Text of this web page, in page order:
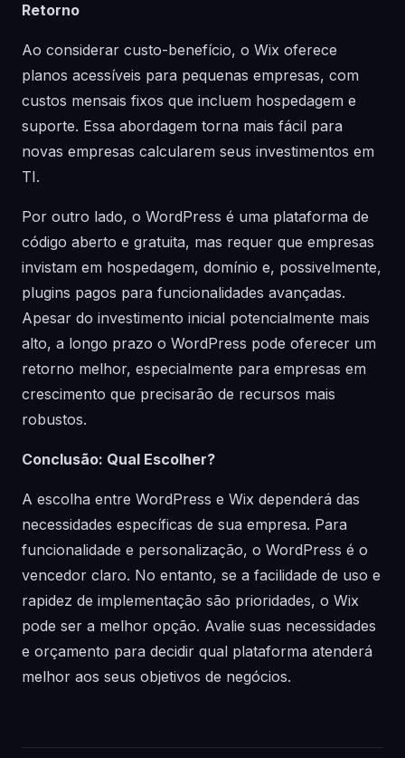
Retorno
Ao considerar custo-benefício, o Wix oferece
planos acessíveis para pequenas empresas, com
custos mensais fixos que incluem hospedagem e
suporte. Essa abordagem torna mais fácil para
novas empresas calcularem seus investimentos em
TI.
Por outro lado, o WordPress é uma plataforma de
código aberto e gratuita, mas requer que empresas
invistam em hospedagem, domínio e, possivelmente,
plugins pagos para funcionalidades avançadas.
Apesar do investimento inicial potencialmente mais
alto, a longo prazo o WordPress pode oferecer um
retorno melhor, especialmente para empresas em
crescimento que precisarão de recursos mais
robustos.
Conclusão: Qual Escolher?
A escolha entre WordPress e Wix dependerá das
necessidades específicas de sua empresa. Para
funcionalidade e personalização, o WordPress é o
vencedor claro. No entanto, se a facilidade de uso e
rapidez de implementação são prioridades, o Wix
pode ser a melhor opção. Avalie suas necessidades
e orçamento para decidir qual plataforma atenderá
melhor aos seus objetivos de negócios.